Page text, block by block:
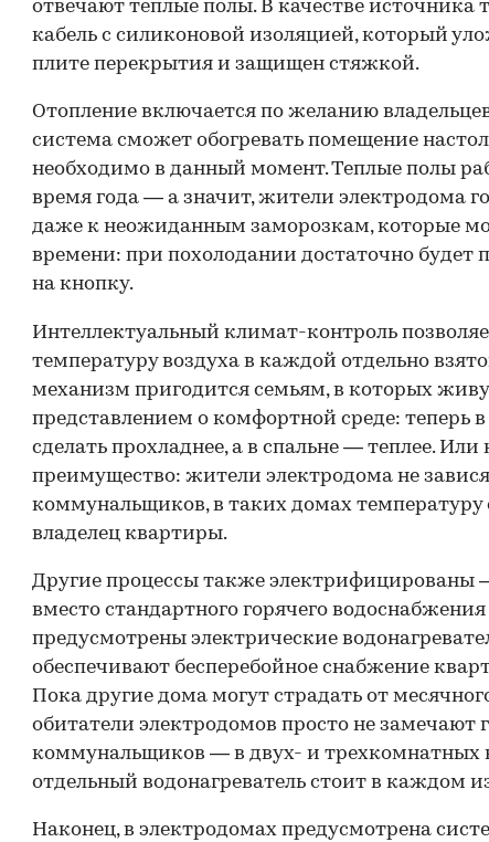
отвечают теплые полы. В качестве источника
кабель с силиконовой изоляцией, который
плите перекрытия и защищен стяжкой.
Отопление включается по желанию
система сможет обогревать помещение
необходимо в данный момент. Теплые полы
время года — а значит, жители электродома
даже к неожиданным заморозкам, которые
времени: при похолодании достаточно будет
на кнопку.
00:00
Интеллектуальный климат-контроль
температуру воздуха в каждой отдельно
механизм пригодится семьям, в которых
представлением о комфортной среде: теперь
сделать прохладнее, а в спальне — теплее.
преимущество: жители электродома не
коммунальщиков, в таких домах температуру
владелец квартиры.
Другие процессы также электрифицированы
вместо стандартного горячего
предусмотрены электрические
обеспечивают бесперебойное снабжение
Пока другие дома могут страдать от
обитатели электродомов просто не замечают
коммунальщиков — в двух- и трехкомнатных
отдельный водонагреватель стоит в каждом
Наконец, в электродомах предусмотрена